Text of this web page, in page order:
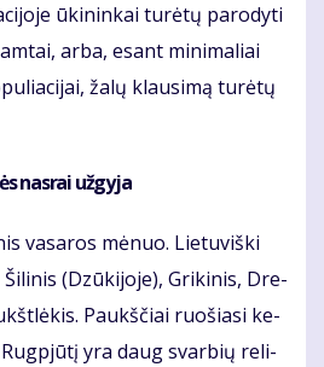
ūki­nin­kai tu­rė­tų pa­ro­dy­ti
ar­ba, esant mi­ni­ma­liai
ža­lų klau­si­mą tu­rė­tų
nas­rai už­gy­ja
va­sa­ros mė­nuo. Lie­tu­viš­ki
(Dzū­ki­jo­je), Gri­ki­nis, Dre­
Paukš­čiai ruo­šia­si ke­
yra daug svar­bių re­li­